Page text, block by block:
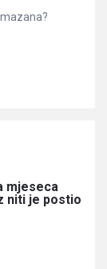
mjeseca
niti je postio